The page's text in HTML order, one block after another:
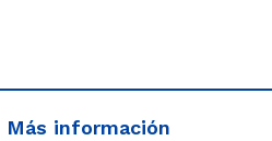
Más información